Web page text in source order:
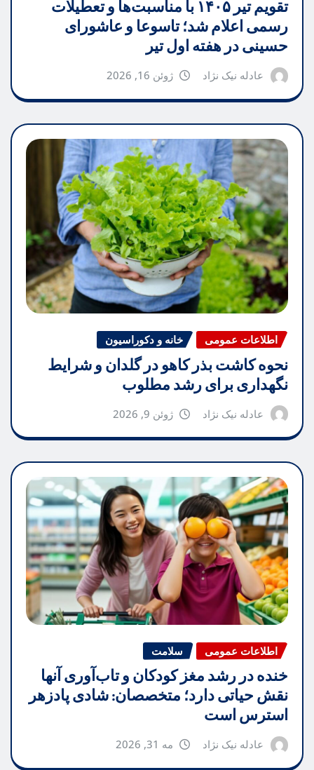
تقویم تیر ۱۴۰۵ با مناسبت‌ها و تعطیلات
رسمی اعلام شد؛ تاسوعا و عاشورای
حسینی در هفته اول تیر
عادله نیک نژاد ژوئن 16, 2026
اطلاعات عمومی خانه و دکوراسیون
نحوه کاشت بذر کاهو در گلدان و شرایط
نگهداری برای رشد مطلوب
عادله نیک نژاد ژوئن 9, 2026
اطلاعات عمومی سلامت
خنده در رشد مغز کودکان و تاب‌آوری آنها
نقش حیاتی دارد؛ متخصصان: شادی پادزهر
استرس است
عادله نیک نژاد مه 31, 2026